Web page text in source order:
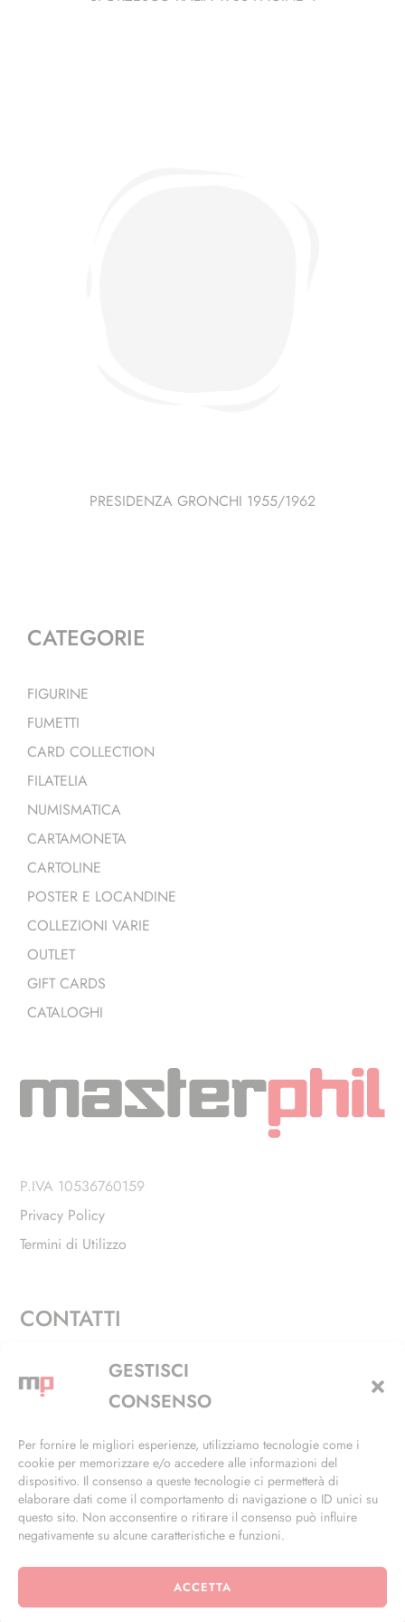
GESTISCI
CONSENSO
Per fornire le migliori esperienze, utilizziamo tecnologie come i
cookie per memorizzare e/o accedere alle informazioni del
dispositivo. Il consenso a queste tecnologie ci permetterà di
elaborare dati come il comportamento di navigazione o ID unici su
questo sito. Non acconsentire o ritirare il consenso può influire
negativamente su alcune caratteristiche e funzioni.
ACCETTA
PRESIDENZA GRONCHI 1955/1962
CATEGORIE
FIGURINE
FUMETTI
CARD COLLECTION
FILATELIA
NUMISMATICA
CARTAMONETA
CARTOLINE
POSTER E LOCANDINE
COLLEZIONI VARIE
OUTLET
GIFT CARDS
CATALOGHI
P.IVA 10536760159
Privacy Policy
Termini di Utilizzo
CONTATTI
Via Alfieri, 27 - Trezzano Sul Naviglio (MI)
+39 02 4846 3155
info@masterphil.it